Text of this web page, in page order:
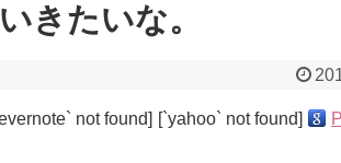
きたいな。
not found] [`yahoo` not found]